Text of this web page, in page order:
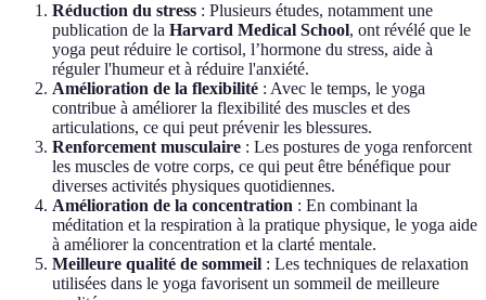
Réduction du stress : Plusieurs études, notamment une
publication de la Harvard Medical School, ont révélé que le
yoga peut réduire le cortisol, l’hormone du stress, aide à
réguler l'humeur et à réduire l'anxiété.
Amélioration de la flexibilité : Avec le temps, le yoga
contribue à améliorer la flexibilité des muscles et des
articulations, ce qui peut prévenir les blessures.
Renforcement musculaire : Les postures de yoga renforcent
les muscles de votre corps, ce qui peut être bénéfique pour
diverses activités physiques quotidiennes.
Amélioration de la concentration : En combinant la
méditation et la respiration à la pratique physique, le yoga aide
à améliorer la concentration et la clarté mentale.
Meilleure qualité de sommeil : Les techniques de relaxation
utilisées dans le yoga favorisent un sommeil de meilleure